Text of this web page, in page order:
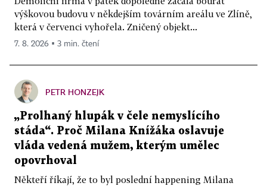
výškovou budovu v někdejším továrním areálu ve Zlíně,
která v červenci vyhořela. Zničený objekt...
7. 8. 2026 ▪ 3 min. čtení
PETR HONZEJK
„Prolhaný hlupák v čele nemyslícího
stáda“. Proč Milana Knížáka oslavuje
vláda vedená mužem, kterým umělec
opovrhoval
Někteří říkají, že to byl poslední happening Milana